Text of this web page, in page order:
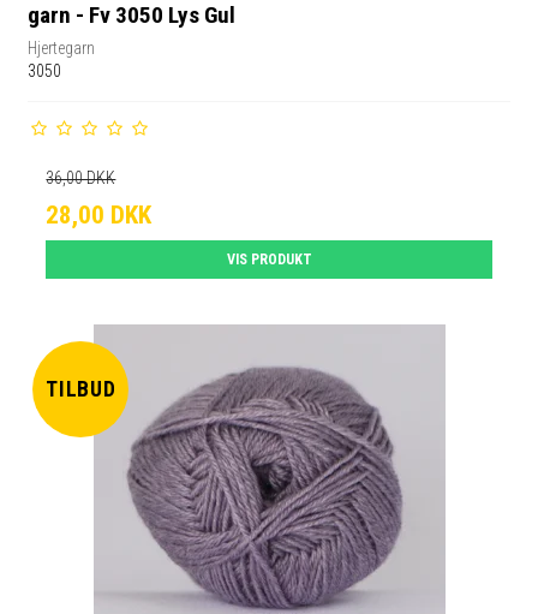
garn - Fv 3050 Lys Gul
Hjertegarn
3050
36,00 DKK
28,00 DKK
VIS PRODUKT
TILBUD